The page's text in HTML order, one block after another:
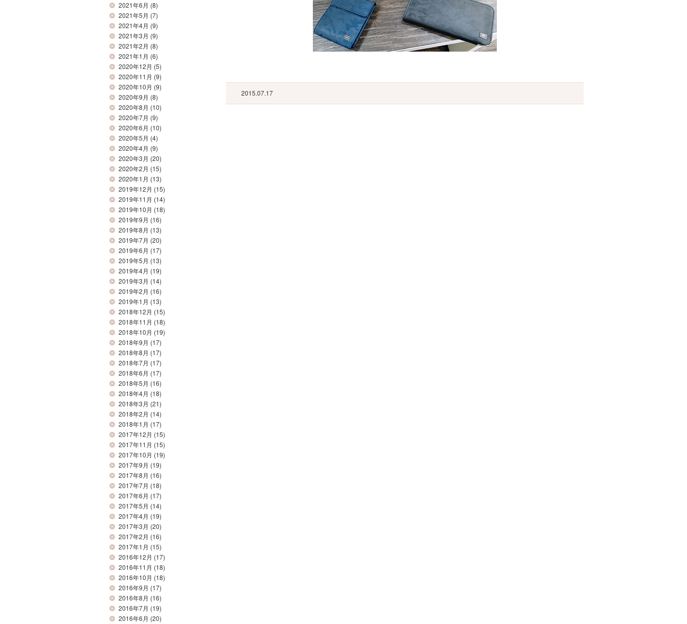
2021年6月 (8)
2021年5月 (7)
2021年4月 (9)
2021年3月 (9)
2021年2月 (8)
2021年1月 (6)
2020年12月 (5)
2020年11月 (9)
2020年10月 (9)
2020年9月 (8)
2020年8月 (10)
2020年7月 (9)
2020年6月 (10)
2020年5月 (4)
2020年4月 (9)
2020年3月 (20)
2020年2月 (15)
2020年1月 (13)
2019年12月 (15)
2019年11月 (14)
2019年10月 (18)
2019年9月 (16)
2019年8月 (13)
2019年7月 (20)
2019年6月 (17)
2019年5月 (13)
2019年4月 (19)
2019年3月 (14)
2019年2月 (16)
2019年1月 (13)
2018年12月 (15)
2018年11月 (18)
2018年10月 (19)
2018年9月 (17)
2018年8月 (17)
2018年7月 (17)
2018年6月 (17)
2018年5月 (16)
2018年4月 (18)
2018年3月 (21)
2018年2月 (14)
2018年1月 (17)
2017年12月 (15)
2017年11月 (15)
2017年10月 (19)
2017年9月 (19)
2017年8月 (16)
2017年7月 (18)
2017年6月 (17)
2017年5月 (14)
2017年4月 (19)
2017年3月 (20)
2017年2月 (16)
2017年1月 (15)
2016年12月 (17)
2016年11月 (18)
2016年10月 (18)
2016年9月 (17)
2016年8月 (16)
2016年7月 (19)
2016年6月 (20)
2015.07.17